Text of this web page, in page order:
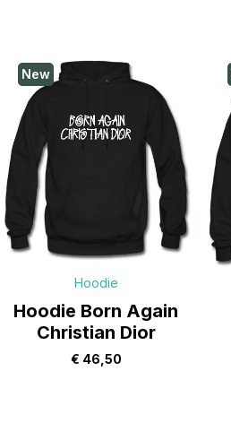
New
Hoodie
Hoodie Born Again
Christian Dior
€ 46,50